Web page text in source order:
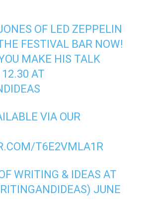
OF LED ZEPPELIN
FESTIVAL BAR NOW!
MAKE HIS TALK
AT
VIA OUR
T6E2VMLA1R
WRITING & IDEAS AT
JUNE